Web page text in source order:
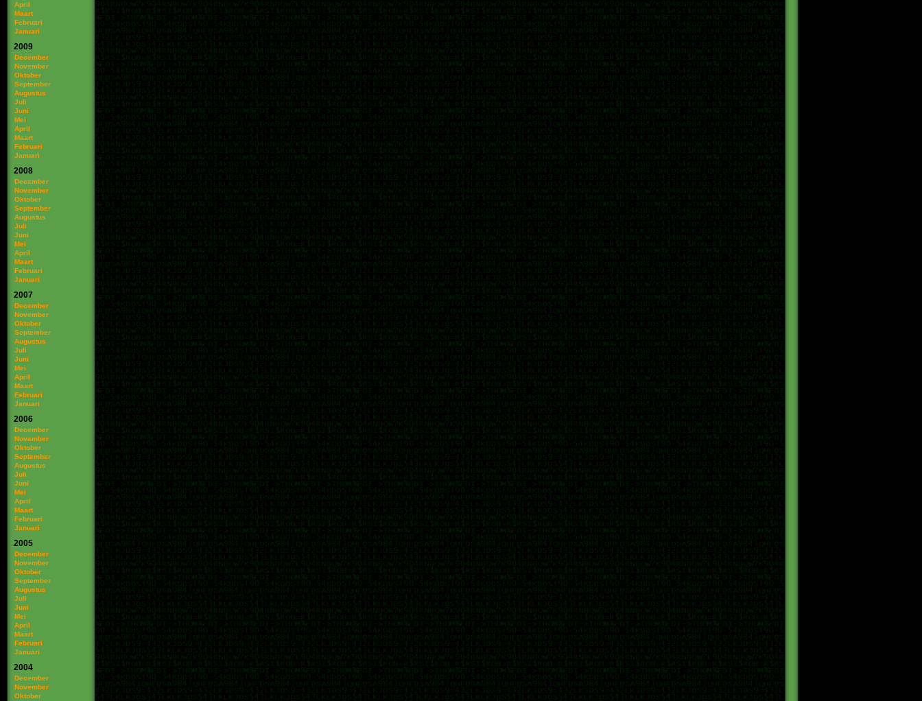
April
Maart
Februari
Januari
2009
December
November
Oktober
September
Augustus
Juli
Juni
Mei
April
Maart
Februari
Januari
2008
December
November
Oktober
September
Augustus
Juli
Juni
Mei
April
Maart
Februari
Januari
2007
December
November
Oktober
September
Augustus
Juli
Juni
Mei
April
Maart
Februari
Januari
2006
December
November
Oktober
September
Augustus
Juli
Juni
Mei
April
Maart
Februari
Januari
2005
December
November
Oktober
September
Augustus
Juli
Juni
Mei
April
Maart
Februari
Januari
2004
December
November
Oktober